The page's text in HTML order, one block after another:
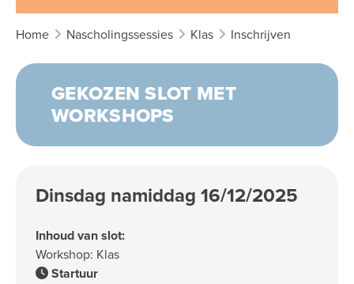
Home Nascholingssessies Klas Inschrijven
GEKOZEN SLOT MET
WORKSHOPS
Dinsdag namiddag 16/12/2025
Inhoud van slot:
Workshop: Klas
Startuur